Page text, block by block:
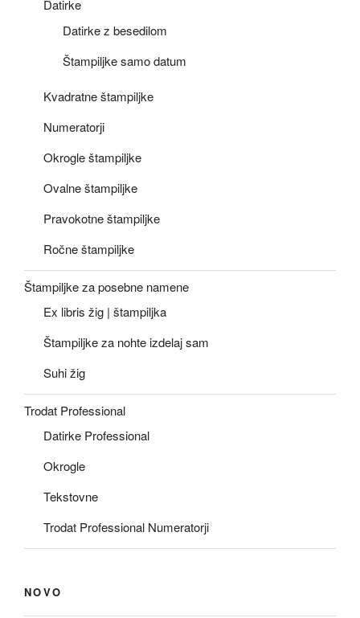
Datirke
Datirke z besedilom
Štampiljke samo datum
Kvadratne štampiljke
Numeratorji
Okrogle štampiljke
Ovalne štampiljke
Pravokotne štampiljke
Ročne štampiljke
Štampiljke za posebne namene
Ex libris žig | štampiljka
Štampiljke za nohte izdelaj sam
Suhi žig
Trodat Professional
Datirke Professional
Okrogle
Tekstovne
Trodat Professional Numeratorji
NOVO